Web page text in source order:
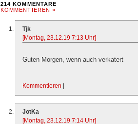
214 KOMMENTARE
KOMMENTIEREN »
Tjk
[Montag, 23.12.19 7:13 Uhr]
Guten Morgen, wenn auch verkatert
Kommentieren |
JotKa
[Montag, 23.12.19 7:14 Uhr]